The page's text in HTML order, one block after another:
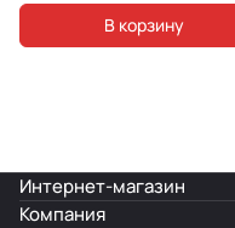
В корзину
Интернет-магазин
Компания